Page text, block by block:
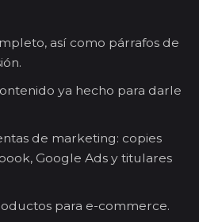
así como párrafos de
ya hecho para darle
de marketing: copies
Google Ads y titulares
para e-commerce.